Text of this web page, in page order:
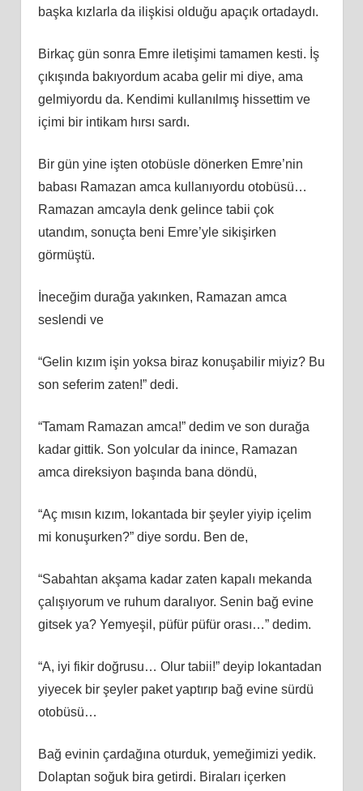
başka kızlarla da ilişkisi olduğu apaçık ortadaydı.
Birkaç gün sonra Emre iletişimi tamamen kesti. İş
çıkışında bakıyordum acaba gelir mi diye, ama
gelmiyordu da. Kendimi kullanılmış hissettim ve
içimi bir intikam hırsı sardı.
Bir gün yine işten otobüsle dönerken Emre’nin
babası Ramazan amca kullanıyordu otobüsü…
Ramazan amcayla denk gelince tabii çok
utandım, sonuçta beni Emre’yle sikişirken
görmüştü.
İneceğim durağa yakınken, Ramazan amca
seslendi ve
“Gelin kızım işin yoksa biraz konuşabilir miyiz? Bu
son seferim zaten!” dedi.
“Tamam Ramazan amca!” dedim ve son durağa
kadar gittik. Son yolcular da inince, Ramazan
amca direksiyon başında bana döndü,
“Aç mısın kızım, lokantada bir şeyler yiyip içelim
mi konuşurken?” diye sordu. Ben de,
“Sabahtan akşama kadar zaten kapalı mekanda
çalışıyorum ve ruhum daralıyor. Senin bağ evine
gitsek ya? Yemyeşil, püfür püfür orası…” dedim.
“A, iyi fikir doğrusu… Olur tabii!” deyip lokantadan
yiyecek bir şeyler paket yaptırıp bağ evine sürdü
otobüsü…
Bağ evinin çardağına oturduk, yemeğimizi yedik.
Dolaptan soğuk bira getirdi. Biraları içerken